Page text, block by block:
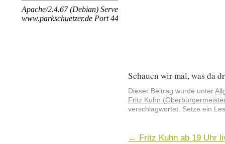
Schauen wir mal, was da
Dieser Beitrag wurde unter
Fritz Kuhn
verschlagwortet. Setze ein
← Fritz Kuhn ab 19 Uhr